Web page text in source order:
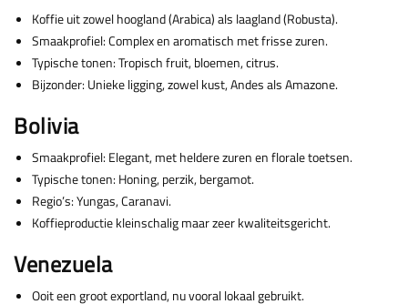
Koffie uit zowel hoogland (Arabica) als laagland (Robusta).
Smaakprofiel: Complex en aromatisch met frisse zuren.
Typische tonen: Tropisch fruit, bloemen, citrus.
Bijzonder: Unieke ligging, zowel kust, Andes als Amazone.
Bolivia
Smaakprofiel: Elegant, met heldere zuren en florale toetsen.
Typische tonen: Honing, perzik, bergamot.
Regio’s: Yungas, Caranavi.
Koffieproductie kleinschalig maar zeer kwaliteitsgericht.
Venezuela
Ooit een groot exportland, nu vooral lokaal gebruikt.